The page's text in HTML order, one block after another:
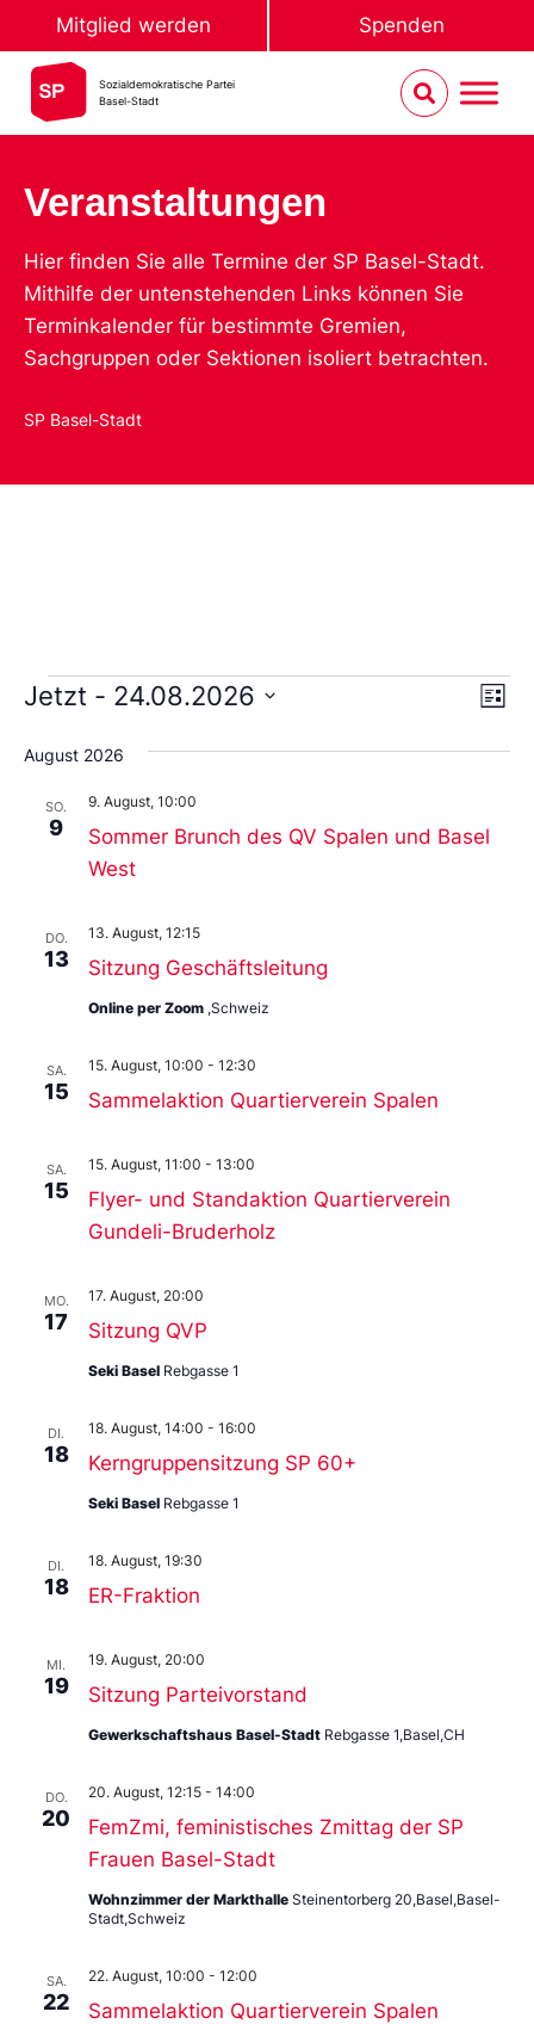
Mitglied werden Spenden
Sozialdemokratische Partei
Basel-Stadt
Veranstaltungen
Hier finden Sie alle Termine der SP Basel-Stadt.
Mithilfe der untenstehenden Links können Sie
Terminkalender für bestimmte Gremien,
Sachgruppen oder Sektionen isoliert betrachten.
SP Basel-Stadt
Liste
Jetzt - 24.08.2026
Sie
das
aus.
August 2026
SO.
9
Sommer Brunch des QV Spalen und Basel
West
9. August, 10:00
DO.
13 Sitzung Geschäftsleitung
13. August, 12:15
Online per Zoom ,Schweiz
SA.
15 Sammelaktion Quartierverein Spalen
15. August, 10:00 - 12:30
SA.
15
Flyer- und Standaktion Quartierverein
Gundeli-Bruderholz
15. August, 11:00 - 13:00
MO.
17 Sitzung QVP
17. August, 20:00
Seki Basel Rebgasse 1
DI.
18 Kerngruppensitzung SP 60+
18. August, 14:00 - 16:00
Seki Basel Rebgasse 1
DI.
18 ER-Fraktion
18. August, 19:30
MI.
19 Sitzung Parteivorstand
19. August, 20:00
Gewerkschaftshaus Basel-Stadt Rebgasse 1,Basel,CH
DO.
20
FemZmi, feministisches Zmittag der SP
Frauen Basel-Stadt
20. August, 12:15 - 14:00
Wohnzimmer der Markthalle Steinentorberg 20,Basel,Basel-
Stadt,Schweiz
SA.
22 Sammelaktion Quartierverein Spalen
22. August, 10:00 - 12:00